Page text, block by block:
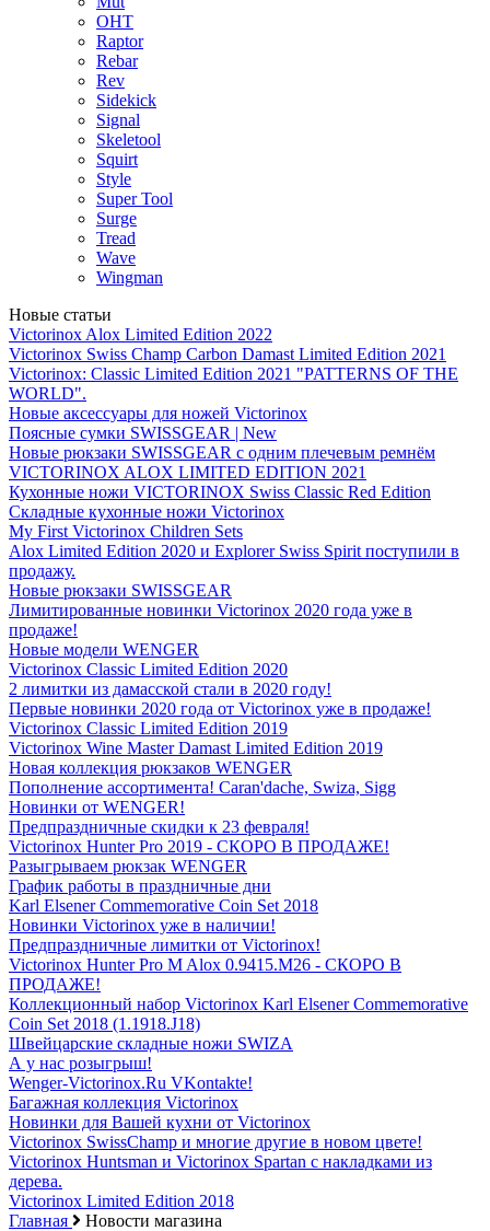
OHT
Raptor
Rebar
Rev
Sidekick
Signal
Skeletool
Squirt
Style
Super Tool
Surge
Tread
Wave
Wingman
Новые статьи
Victorinox Alox Limited Edition 2022
Victorinox Swiss Champ Carbon Damast Limited Edition 2021
Victorinox: Classic Limited Edition 2021 "PATTERNS OF THE
WORLD".
Новые аксессуары для ножей Victorinox
Поясные сумки SWISSGEAR | New
Новые рюкзаки SWISSGEAR с одним плечевым ремнём
VICTORINOX ALOX LIMITED EDITION 2021
Кухонные ножи VICTORINOX Swiss Classic Red Edition
Складные кухонные ножи Victorinox
My First Victorinox Children Sets
Alox Limited Edition 2020 и Explorer Swiss Spirit поступили в
продажу.
Новые рюкзаки SWISSGEAR
Лимитированные новинки Victorinox 2020 года уже в
продаже!
Новые модели WENGER
Victorinox Classic Limited Edition 2020
2 лимитки из дамасской стали в 2020 году!
Первые новинки 2020 года от Victorinox уже в продаже!
Victorinox Classic Limited Edition 2019
Victorinox Wine Master Damast Limited Edition 2019
Новая коллекция рюкзаков WENGER
Пополнение ассортимента! Caran'dache, Swiza, Sigg
Новинки от WENGER!
Предпраздничные скидки к 23 февраля!
Victorinox Hunter Pro 2019 - СКОРО В ПРОДАЖЕ!
Разыгрываем рюкзак WENGER
График работы в праздничные дни
Karl Elsener Commemorative Coin Set 2018
Новинки Victorinox уже в наличии!
Предпраздничные лимитки от Victorinox!
Victorinox Hunter Pro M Alox 0.9415.M26 - СКОРО В
ПРОДАЖЕ!
Коллекционный набор Victorinox Karl Elsener Commemorative
Coin Set 2018 (1.1918.J18)
Швейцарские складные ножи SWIZA
А у нас розыгрыш!
Wenger-Victorinox.Ru VKontakte!
Багажная коллекция Victorinox
Новинки для Вашей кухни от Victorinox
Victorinox SwissChamp и многие другие в новом цвете!
Victorinox Huntsman и Victorinox Spartan с накладками из
дерева.
Victorinox Limited Edition 2018
Главная
Новости магазина